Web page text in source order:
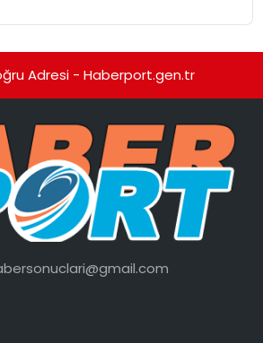
Adresi - Haberport.gen.tr